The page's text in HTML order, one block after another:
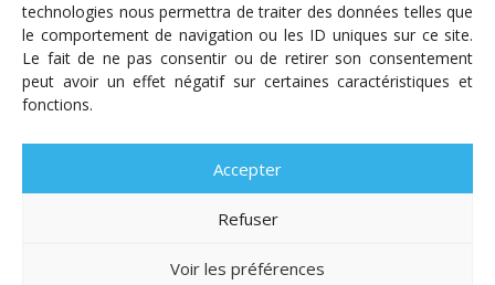
technologies nous permettra de traiter des données telles que
le comportement de navigation ou les ID uniques sur ce site.
Le fait de ne pas consentir ou de retirer son consentement
peut avoir un effet négatif sur certaines caractéristiques et
fonctions.
Accepter
Refuser
Voir les préférences
Radio Judaica Strasbourg
Tous droits réservés
RADIO JUDAÏCA
ÉMISSIONS ET GRILLE DES PROGRAMMES
PODCASTS
UN DON
ADHÉRER MENTIONS LÉGALES
RÉAL.